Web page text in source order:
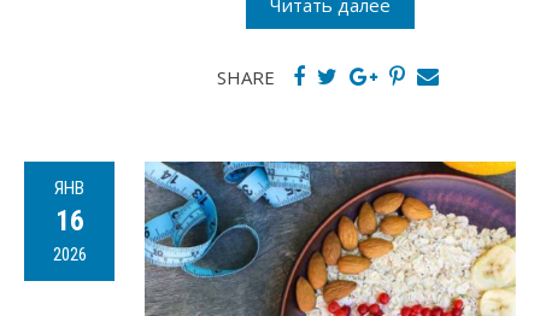
Читать далее
SHARE
ЯНВ
16
2026